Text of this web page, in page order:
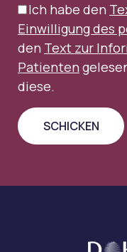
Ich habe den
Einwilligung des
den Text zur
Patienten
diese.